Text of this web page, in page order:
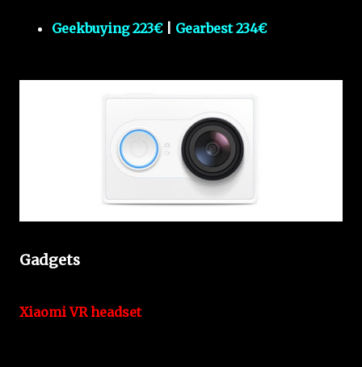
Geekbuying 223€| Gearbest 234€
Gadgets
Xiaomi VR headset